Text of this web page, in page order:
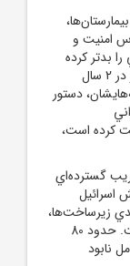
امنيت و
بدتر کرده
است. 99 درصد از جمعيت غزه دست‌کم يک بار در 2 سال
دستور
کرده است،
گسترده‌اي
اسرائيل
زيرساخت‌ها،
املاک و تأسيسات حياتي را هدف قرار داده است. حدود 80
نابود